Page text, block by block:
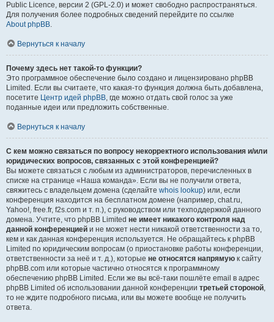
Public Licence, версии 2 (GPL-2.0) и может свободно распространяться.
Для получения более подробных сведений перейдите по ссылке
About phpBB.
Вернуться к началу
Почему здесь нет такой-то функции?
Это программное обеспечение было создано и лицензировано phpBB
Limited. Если вы считаете, что какая-то функция должна быть добавлена,
посетите Центр идей phpBB, где можно отдать свой голос за уже
поданные идеи или предложить собственные.
Вернуться к началу
С кем можно связаться по вопросу некорректного использования и/или
юридических вопросов, связанных с этой конференцией?
Вы можете связаться с любым из администраторов, перечисленных в
списке на странице «Наша команда». Если вы не получили ответа,
свяжитесь с владельцем домена (сделайте whois lookup) или, если
конференция находится на бесплатном домене (например, chat.ru,
Yahoo!, free.fr, f2s.com и т. п.), с руководством или техподдержкой данного
домена. Учтите, что phpBB Limited не имеет никакого контроля над
данной конференцией и не может нести никакой ответственности за то,
кем и как данная конференция используется. Не обращайтесь к phpBB
Limited по юридическим вопросам (о приостановке работы конференции,
ответственности за неё и т. д.), которые не относятся напрямую к сайту
phpBB.com или которые частично относятся к программному
обеспечению phpBB Limited. Если же вы всё-таки пошлёте email в адрес
phpBB Limited об использовании данной конференции третьей стороной,
то не ждите подробного письма, или вы можете вообще не получить
ответа.